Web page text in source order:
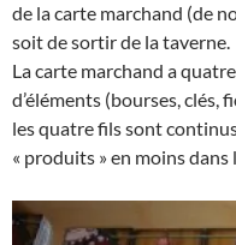
de la carte marchand (de
soit de sortir de la taverne.
La carte marchand a
d’éléments (bourses, clés,
les quatre fils sont
« produits » en moins dans